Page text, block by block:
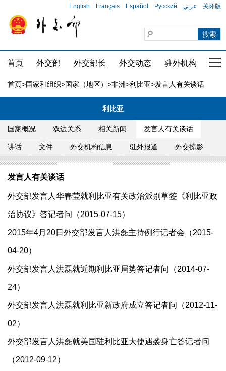
English Français Español Русский عربي 关怀版
首页 外交部 外交部长 外交动态 驻外机构 国
首页>国家和组织>国家（地区） >非洲>利比亚>发言人有关谈话
利比亚
国家概况 双边关系 相关新闻 发言人有关谈话
讲话 文件 外交机构信息 驻外报道 外交掠影
发言人有关谈话
外交部发言人华春莹就利比亚有关政治派别草签《利比亚政
治协议》答记者问（2015-07-15）
2015年4月20日外交部发言人洪磊主持例行记者会（2015-
04-20）
外交部发言人洪磊就近期利比亚局势答记者问（2014-07-
24）
外交部发言人洪磊就利比亚新政府成立答记者问（2012-11-
02）
外交部发言人洪磊就美国驻利比亚大使遇袭身亡答记者问
（2012-09-12）